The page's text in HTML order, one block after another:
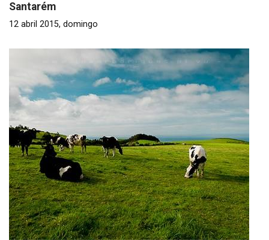
Santarém
12 abril 2015, domingo